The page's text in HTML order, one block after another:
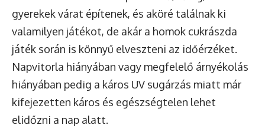
gyerekek várat építenek, és aköré találnak ki
valamilyen játékot, de akár a homok cukrászda
játék során is könnyű elveszteni az időérzéket.
Napvitorla hiányában vagy megfelelő árnyékolás
hiányában pedig a káros UV sugárzás miatt már
kifejezetten káros és egészségtelen lehet
elidőzni a nap alatt.